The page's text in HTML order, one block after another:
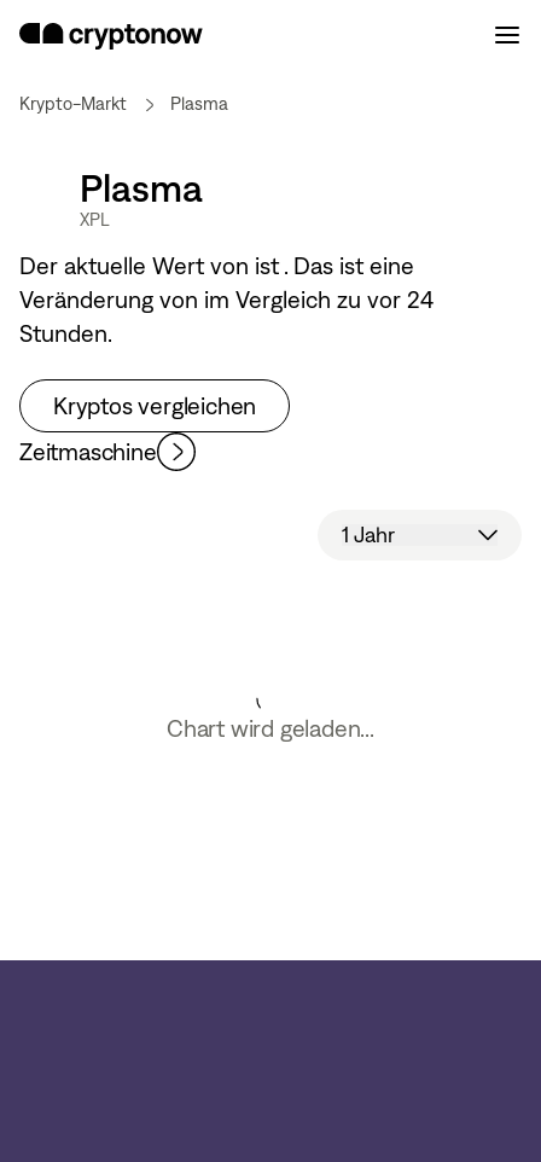
Krypto-Markt Plasma
Plasma
XPL
Der aktuelle Wert von ist. Das ist eine
Veränderung von im Vergleich zu vor 24
Stunden.
Kryptos vergleichen
Zeitmaschine
1 Jahr
Chart wird geladen...